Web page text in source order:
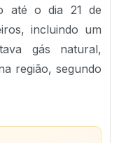
até o dia 21 de
incluindo um
gás natural,
região, segundo